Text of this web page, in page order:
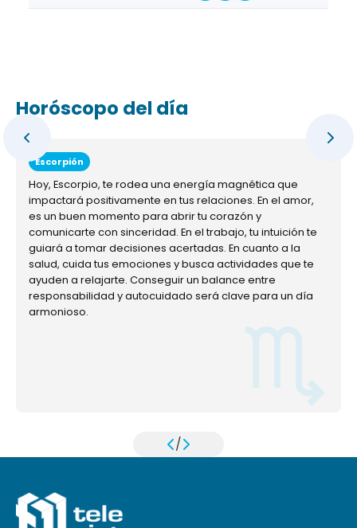
Horóscopo del día
Escorpión
Hoy, Escorpio, te rodea una energía magnética que
impactará positivamente en tus relaciones. En el amor,
es un buen momento para abrir tu corazón y
comunicarte con sinceridad. En el trabajo, tu intuición te
guiará a tomar decisiones acertadas. En cuanto a la
salud, cuida tus emociones y busca actividades que te
ayuden a relajarte. Conseguir un balance entre
responsabilidad y autocuidado será clave para un día
armonioso.
/